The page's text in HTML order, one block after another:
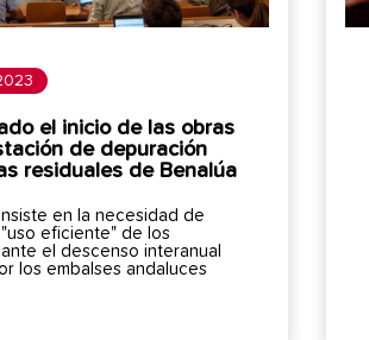
el inicio de las obras
de depuración
residuales de Benalúa
en la necesidad de
eficiente" de los
el descenso interanual
los embalses andaluces